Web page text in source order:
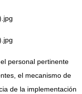
personal pertinente
el mecanismo de
de la implementación